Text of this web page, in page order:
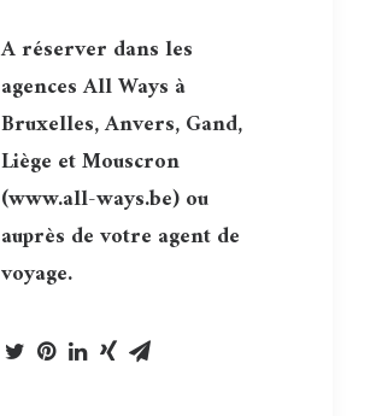
A réserver dans les
agences All Ways à
Bruxelles, Anvers, Gand,
Liège et Mouscron
(www.all-ways.be) ou
auprès de votre agent de
voyage.